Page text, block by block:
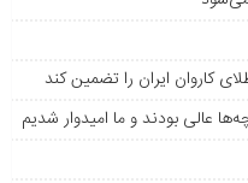
کاروان ایران را تضمین کند
عالی بودند و ما امیدوار شدیم